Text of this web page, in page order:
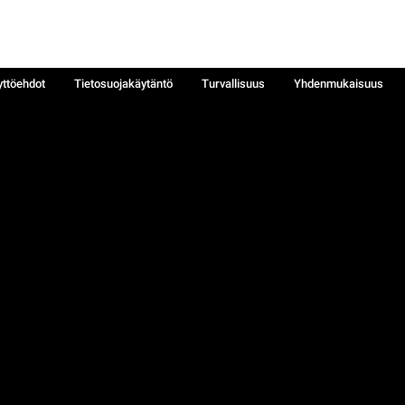
Tietosuojakäytäntö Turvallisuus
Yhdenmukaisuus